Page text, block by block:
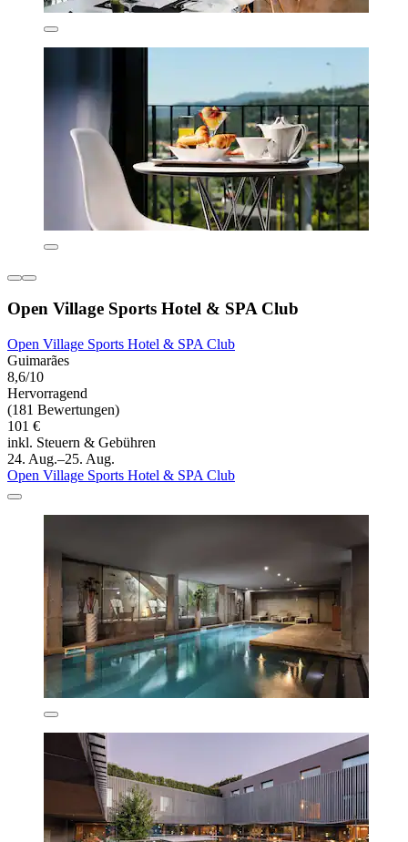
Open Village Sports Hotel & SPA Club
Open Village Sports Hotel & SPA Club
Guimarães
8,6/10
Hervorragend
(181 Bewertungen)
101 €
inkl. Steuern & Gebühren
24. Aug.–25. Aug.
Open Village Sports Hotel & SPA Club